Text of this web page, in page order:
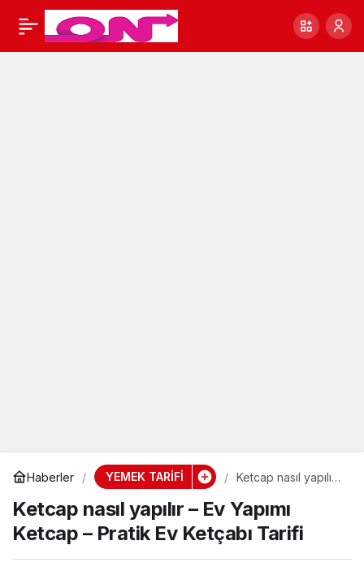
Haberler YEMEK TARİFİ
Ketcap nasıl yapılır
– Pratik Ev Ketçabı
Tarifi
Ketcap nasıl yapılır – Ev Yapımı
Ketcap – Pratik Ev Ketçabı Tarifi
Ramazan Pidesi Paylaş